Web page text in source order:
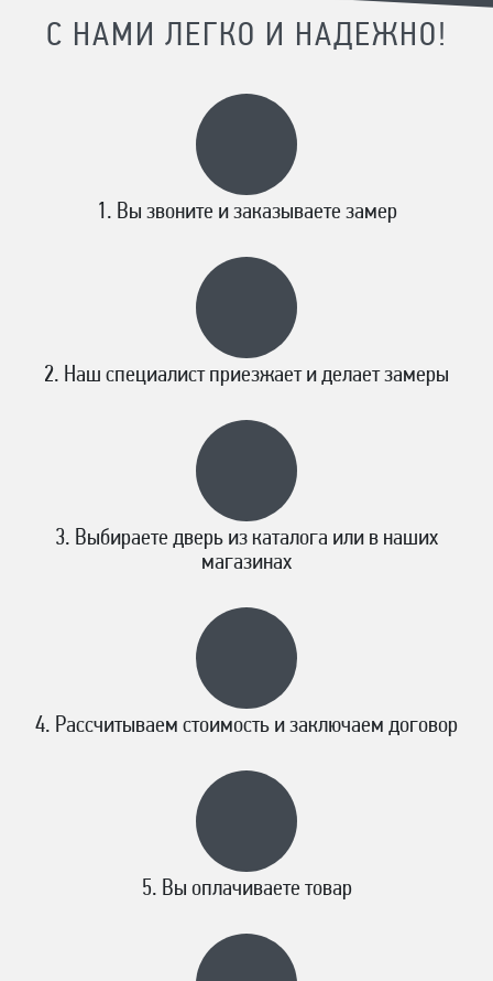
С НАМИ ЛЕГКО И НАДЕЖНО!
Вы звоните и заказываете замер
Наш специалист приезжает и делает замеры
Выбираете дверь из каталога или в наших
магазинах
Рассчитываем стоимость и заключаем договор
Вы оплачиваете товар